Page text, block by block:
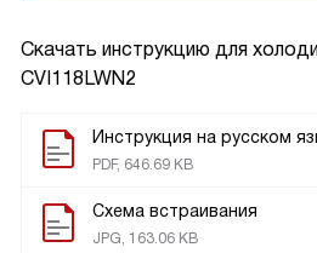
Скачать инструкцию для
CVI118LWN2
Инструкция на русском
PDF, 646.69 KB
Схема встраивания
JPG, 163.06 KB